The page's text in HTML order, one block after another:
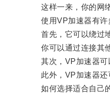
这样一来，你的网络
使用VP加速器有许
首先，它可以绕过地
你可以通过连接其他
其次，VP加速器可以
此外，VP加速器还可
如何选择适合自己的